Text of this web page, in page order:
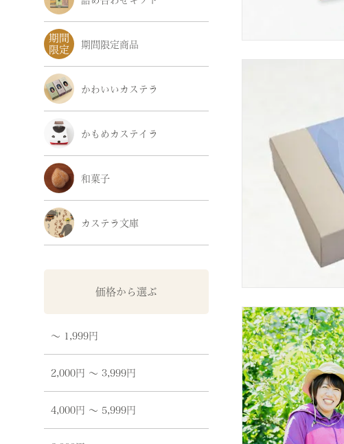
期間限定商品
かわいいカステラ
かもめカステイラ
和菓子
カステラ文庫
価格から選ぶ
〜 1,999円
2,000円 〜 3,999円
4,000円 〜 5,999円